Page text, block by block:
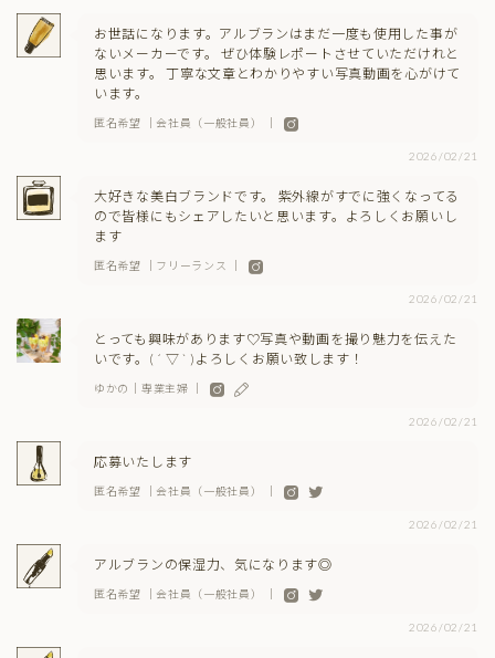
お世話になります。アルブランはまだ一度も使用した事が
ないメーカーです。 ぜひ体験レポートさせていただけれと
思います。 丁寧な文章とわかりやすい写真動画を心がけて
います。
匿名希望 ｜会社員（一般社員） ｜
2026/02/21
大好きな美白ブランドです。 紫外線がすでに強くなってる
ので皆様にもシェアしたいと思います。よろしくお願いし
ます
匿名希望 ｜フリーランス ｜
2026/02/21
とっても興味があります♡写真や動画を撮り魅力を伝えた
いです。( ´ ▽ ` )よろしくお願い致します！
ゆかの｜専業主婦 ｜
2026/02/21
応募いたします
匿名希望 ｜会社員（一般社員） ｜
2026/02/21
アルブランの保湿力、気になります◎
匿名希望 ｜会社員（一般社員） ｜
2026/02/21